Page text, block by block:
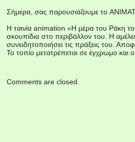
Σήμερα, σας παρουσιάζουμε το
Η ταινία animation «Η μέρα του Ράκη
σκουπίδια στο περιβάλλον του. Η
συνειδητοποιήσει τις πράξεις του.
Το τοπίο μετατρέπεται σε έγχρωμο
Comments are closed.